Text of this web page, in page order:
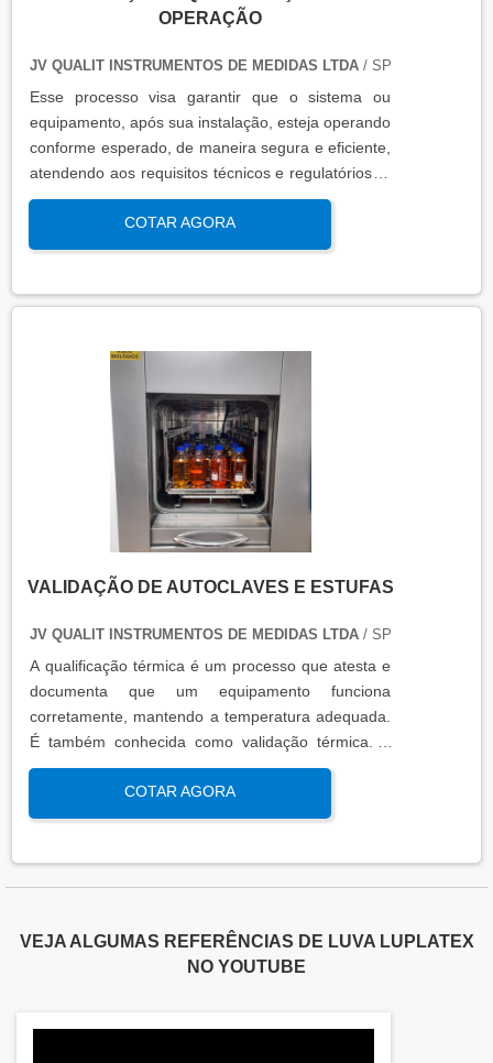
OPERAÇÃO
JV QUALIT INSTRUMENTOS DE MEDIDAS LTDA/ SP
Esse processo visa garantir que o sistema ou
equipamento, após sua instalação, esteja operando
conforme esperado, de maneira segura e eficiente,
atendendo aos requisitos técnicos e regulatórios. A
qualificação de operação é focada em verificar se o
sistema ou equipamento funciona dentro dos
parâmetros esperados em condições reais de
qualidade, produtividade e segurança no ambiente
COTAR AGORA
VALIDAÇÃO DE AUTOCLAVES E ESTUFAS
JV QUALIT INSTRUMENTOS DE MEDIDAS LTDA/ SP
A qualificação térmica é um processo que atesta e
documenta que um equipamento funciona
corretamente, mantendo a temperatura adequada.
É também conhecida como validação térmica. A
qualificação térmica é importante para garantir a
qualidade e eficiência de equipamentos que
precisam de controle de temperatura. É aplicada a
produtos, como autoclaves, estufas, câmaras frias,
refrigeradores, entre outros. O resultado da
técnico que contém informações como gráficos,
certificados de calibração e a conclusão das
COTAR AGORA
VEJA ALGUMAS REFERÊNCIAS DE LUVA LUPLATEX
NO YOUTUBE